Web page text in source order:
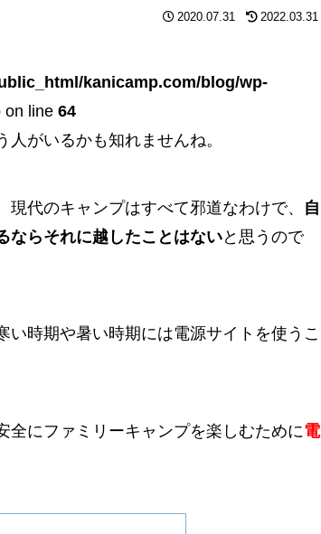
2020.07.31 2022.03.31
kanicamp.com/blog/wp-
on line 64
がいるかも知れませんね。
代のキャンプはすべて邪道なわけで、
自
ならそれに越したことはないと思うので
時期や暑い時期には電源サイトを使うこ
全にファミリーキャンプを楽しむために電